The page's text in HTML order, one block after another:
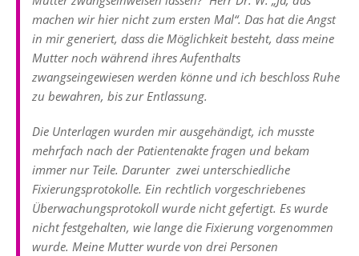
machen wir hier nicht zum ersten Mal“. Das hat die Angst
in mir generiert, dass die Möglichkeit besteht, dass meine
Mutter noch während ihres Aufenthalts
zwangseingewiesen werden könne und ich beschloss Ruhe
zu bewahren, bis zur Entlassung.
Die Unterlagen wurden mir ausgehändigt, ich musste
mehrfach nach der Patientenakte fragen und bekam
immer nur Teile. Darunter zwei unterschiedliche
Fixierungsprotokolle. Ein rechtlich vorgeschriebenes
Überwachungsprotokoll wurde nicht gefertigt. Es wurde
nicht festgehalten, wie lange die Fixierung vorgenommen
wurde. Meine Mutter wurde von drei Personen